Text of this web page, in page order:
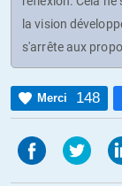
la vision
s'arrête aux
Merci 148